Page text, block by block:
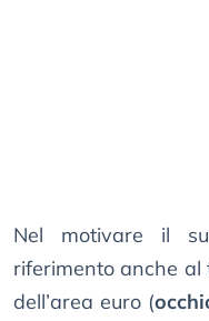
Nel motivare il
riferimento anche
dell’area euro (